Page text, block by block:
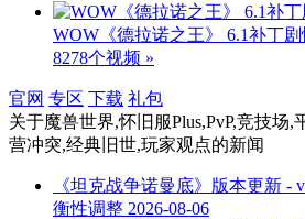
WOW《德拉诺之王》 6.1补丁
8278个视频 »
官网 专区 下载 礼包
关于魔兽世界,怀旧服Plus,PvP,竞技场,
营冲突,经典旧世,玩家观点的新闻
《坦克战争诺曼底》版本更新 -
衡性调整 2026-08-06